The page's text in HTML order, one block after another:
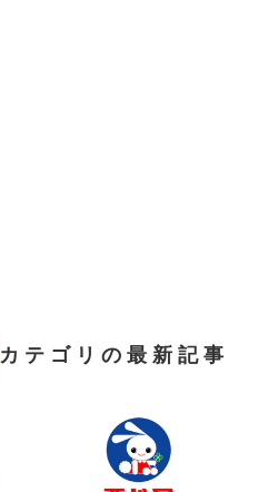
カテゴリの最新記事